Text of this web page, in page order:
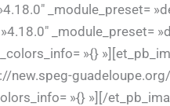
_module_preset=
_module_preset=
»{}
new.speg-
»{} »][/